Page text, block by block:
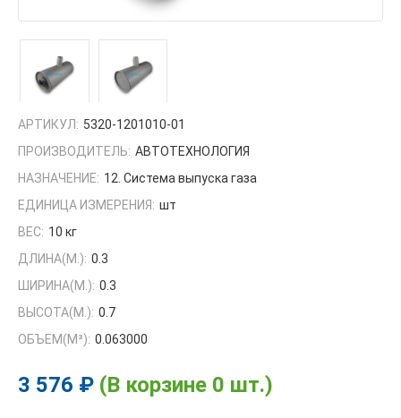
АРТИКУЛ: 5320-1201010-01
ПРОИЗВОДИТЕЛЬ: АВТОТЕХНОЛОГИЯ
НАЗНАЧЕНИЕ: 12. Система выпуска газа
ЕДИНИЦА ИЗМЕРЕНИЯ: шт
ВЕС: 10 кг
ДЛИНА(М.): 0.3
ШИРИНА(М.): 0.3
ВЫСОТА(М.): 0.7
ОБЪЕМ(M³): 0.063000
3 576 ₽ (В корзине 0 шт.)